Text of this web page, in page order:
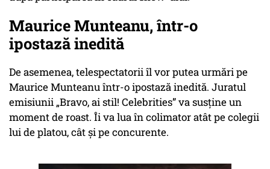
Maurice Munteanu, într-o
ipostază inedită
De asemenea, telespectatorii îl vor putea urmări pe
Maurice Munteanu într-o ipostază inedită. Juratul
emisiunii „Bravo, ai stil! Celebrities” va susține un
moment de roast. Îi va lua în colimator atât pe colegii
lui de platou, cât și pe concurente.